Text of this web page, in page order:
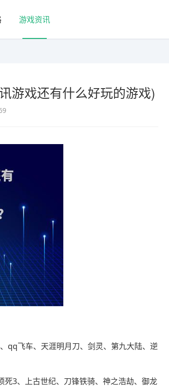
游戏资讯
游戏还有什么好玩的游戏)
qq飞车、天涯明月刀、剑灵、第九大陆、逆
3、上古世纪、刀锋铁骑、神之浩劫、御龙